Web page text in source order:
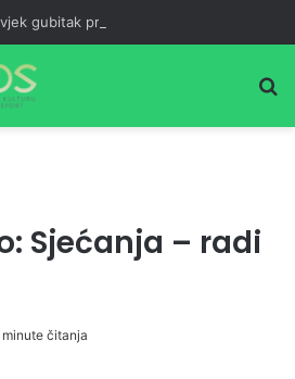
Sjećanja – radi
čitanja